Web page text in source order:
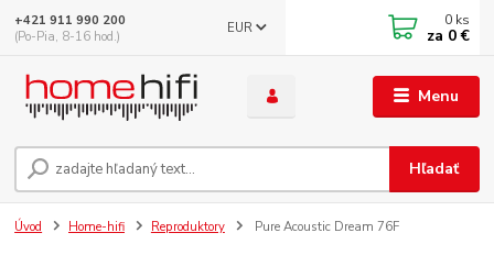
Menu
EUR
Hľadať
+421 911 990 200
(Po-Pia, 8-16 hod.)
0 ks
za 0 €
Úvod Home-hifi Reproduktory Pure Acoustic Dream 76F